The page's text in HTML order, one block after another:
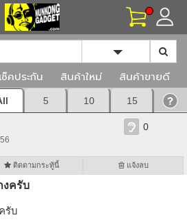
Toggle
เช็คประกัน สินค้าใหม่ สินค้าขายดี
5 10 15
0
ติดตามกระทู้นี้ แจ้งลบ
งครับ
รับ